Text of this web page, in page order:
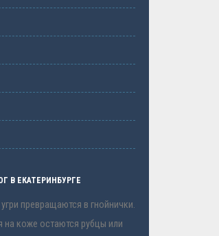
В ЕКАТЕРИНБУРГЕ
превращаются в гнойнички.
на коже остаются рубцы или